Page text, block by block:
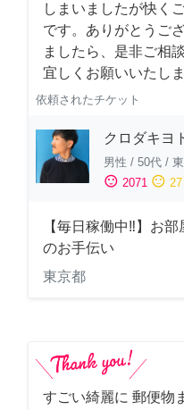
しまいましたが快く
です。ありがとうご
ましたら、是非ご相
宜しくお願いいたしま
依頼されたチケット
クロダキヨ
男性 / 50代 /
sentiment_satisfied 2071 sentiment_neutral 27
【毎日稼働中‼︎】お
のお手伝い
東京都
すごい綺麗に 郵便物